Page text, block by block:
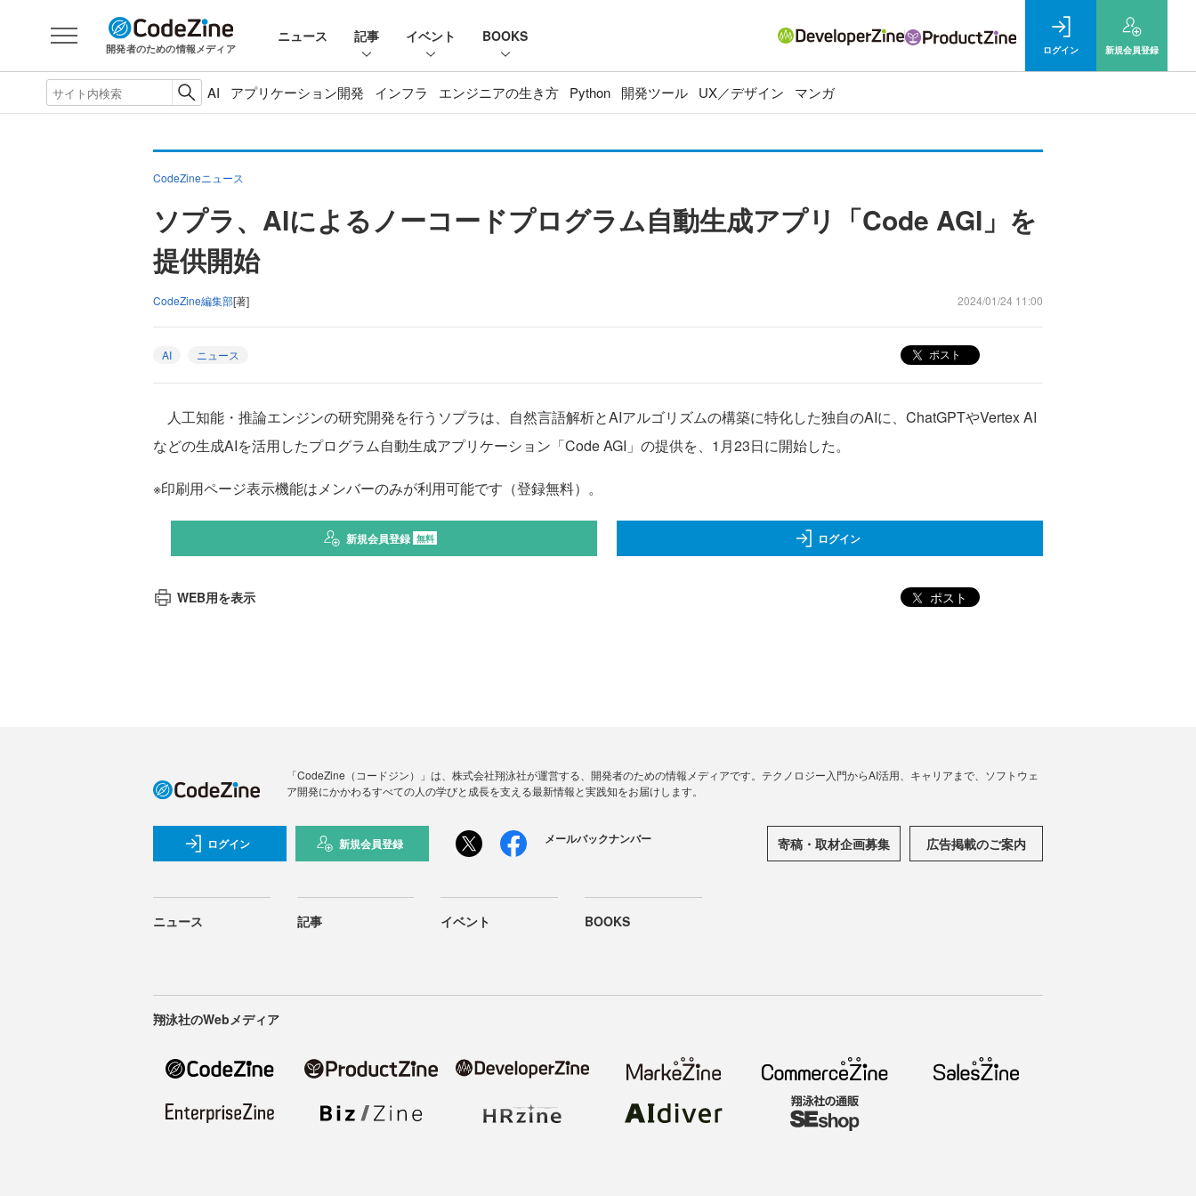
開発者のための情報メディア
ニュース 記事 イベント BOOKS
ログイン 新規会員登録
AI アプリケーション開発 インフラ エンジニアの生き方 Python 開発ツール UX／デザイン マンガ
CodeZineニュース
ソプラ、AIによるノーコードプログラム自動生成アプリ「Code AGI」を
提供開始
CodeZine編集部[著] 2024/01/24 11:00
AI ニュース ポスト
人工知能・推論エンジンの研究開発を行うソプラは、自然言語解析とAIアルゴリズムの構築に特化した独自のAIに、ChatGPTやVertex AI
などの生成AIを活用したプログラム自動生成アプリケーション「Code AGI」の提供を、1月23日に開始した。
※印刷用ページ表示機能はメンバーのみが利用可能です（登録無料）。
新規会員登録 無料 ログイン
WEB用を表示 ポスト
「CodeZine（コードジン）」は、株式会社翔泳社が運営する、開発者のための情報メディアです。テクノロジー入門からAI活用、キャリアまで、ソフトウェ
ア開発にかかわるすべての人の学びと成長を支える最新情報と実践知をお届けします。
ログイン 新規会員登録 メールバックナンバー 寄稿・取材企画募集 広告掲載のご案内
ニュース 記事 イベント BOOKS
翔泳社のWebメディア